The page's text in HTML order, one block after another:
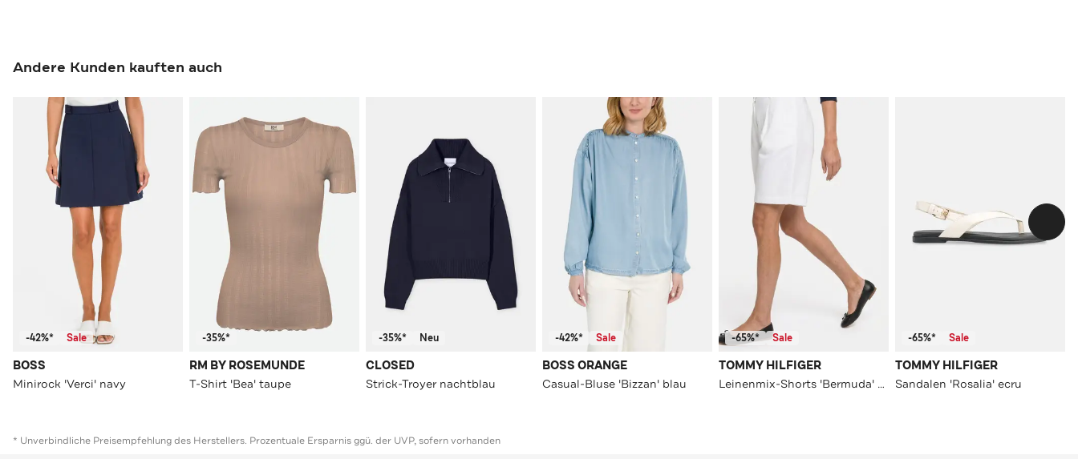
Andere Kunden kauften auch
-42%* Sale
BOSS
Minirock 'Verci' navy
-35%*
RM BY ROSEMUNDE
T-Shirt 'Bea' taupe
-35%* Neu
CLOSED
Strick-Troyer nachtblau
-42%* Sale
BOSS ORANGE
Casual-Bluse 'Bizzan' blau
-65%* Sale
TOMMY HILFIGER
Leinenmix-Shorts 'Bermuda' weiß
-65%* Sale
TOMMY HILFIGER
Sandalen 'Rosalia' ecru
* Unverbindliche Preisempfehlung des Herstellers. Prozentuale Ersparnis ggü. der UVP, sofern vorhanden